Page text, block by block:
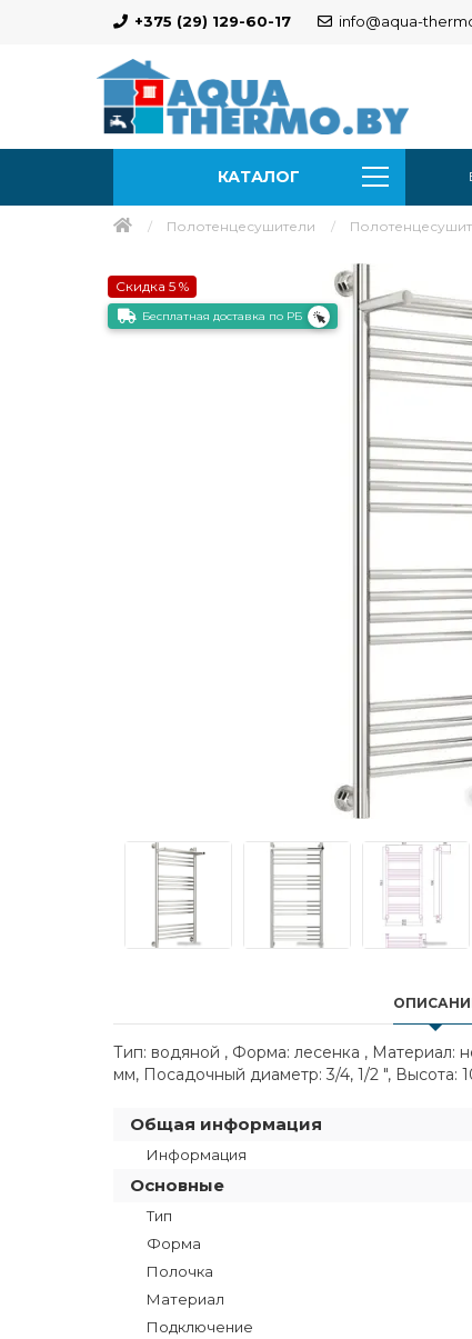
+375 (29) 129-60-17 info@aqua-
КАТАЛОГ
Полотенцесушители
Скидка 5 %
Бесплатная доставка по РБ
Тип: водяной , Форма: лесенка , Материал:
мм, Посадочный диаметр: 3/4, 1/2 ", Высота:
Общая информация
Информация
Основные
Тип
Форма
Полочка
Материал
Подключение